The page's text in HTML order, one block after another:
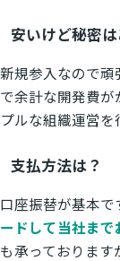
安いけど秘密
新規参入なので頑
で余計な開発費
プルな組織運営を
支払方法は？
口座振替が基本で
ードして当社まで
も承っておりま